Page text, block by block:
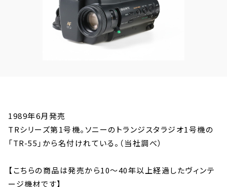
1989年6月発売
TRシリーズ第1号機。ソニーのトランジスタラジオ1号機の
「TR-55」から名付けれている。（当社調べ）
【こちらの商品は発売から10〜40年以上経過したヴィンテ
ージ機材です】